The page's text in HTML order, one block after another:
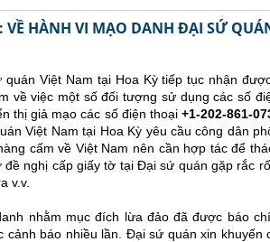
VỀ HÀNH VI MẠO DANH ĐẠI SỨ
Việt Nam tại Hoa Kỳ tiếp tục nhận
về việc một số đối tượng sử dụng các số
thị giả mạo các số điện thoại+1-202-861-
Việt Nam tại Hoa Kỳ yêu cầu công dân
cấm về Việt Nam nên cần hợp tác để
nghị cấp giấy tờ tại Đại sứ quán gặp rắc
v.v.
nhằm mục đích lừa đảo đã được báo
cảnh báo nhiều lần. Đại sứ quán xin khuyến